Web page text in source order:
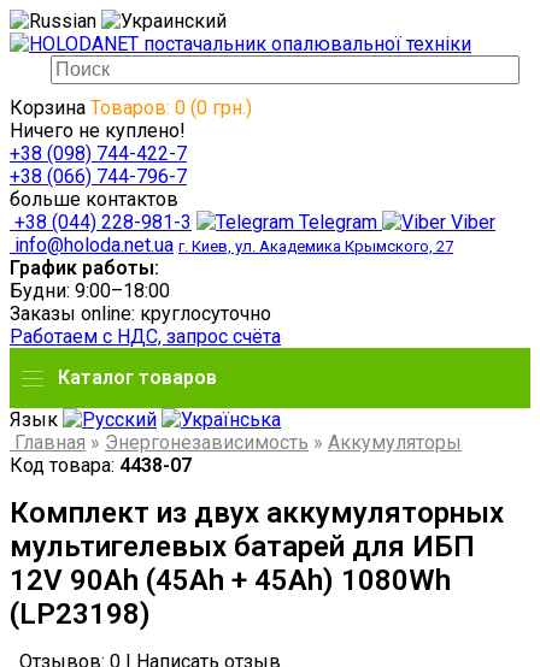
Корзина Товаров: 0 (0 грн.)
Ничего не куплено!
+38 (098) 744-422-7
+38 (066) 744-796-7
больше контактов
+38 (044) 228-981-3
Telegram
Viber
info@holoda.net.ua г. Киев, ул. Академика Крымского, 27
График работы:
Будни: 9:00–18:00
Заказы online: круглосуточно
Работаем с НДС, запрос счёта
Каталог товаров
Язык
Главная » Энергонезависимость » Аккумуляторы
Код товара: 4438-07
Комплект из двух аккумуляторных
мультигелевых батарей для ИБП
12V 90Ah (45Ah + 45Ah) 1080Wh
(LP23198)
Отзывов: 0 Написать отзыв